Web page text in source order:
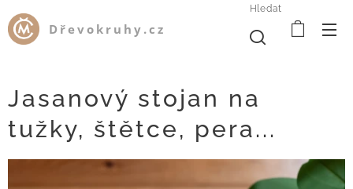
Dřevokruhy.cz
Hledat
Jasanový stojan na
tužky, štětce, pera...